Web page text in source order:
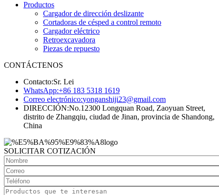
Productos
Cargador de dirección deslizante
Cortadoras de césped a control remoto
Cargador eléctrico
Retroexcavadora
Piezas de repuesto
CONTÁCTENOS
Contacto:Sr. Lei
WhatsApp:+86 183 5318 1619
Correo electrónico:yonganshiji23@gmail.com
DIRECCIÓN:No.12300 Longquan Road, Zaoyuan Street,
distrito de Zhangqiu, ciudad de Jinan, provincia de Shandong,
China
SOLICITAR COTIZACIÓN